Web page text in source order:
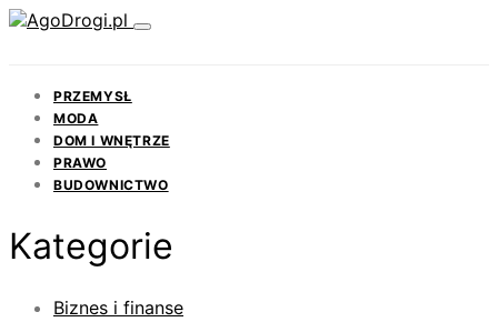
PRZEMYSŁ
MODA
DOM I WNĘTRZE
PRAWO
BUDOWNICTWO
Kategorie
Biznes i finanse